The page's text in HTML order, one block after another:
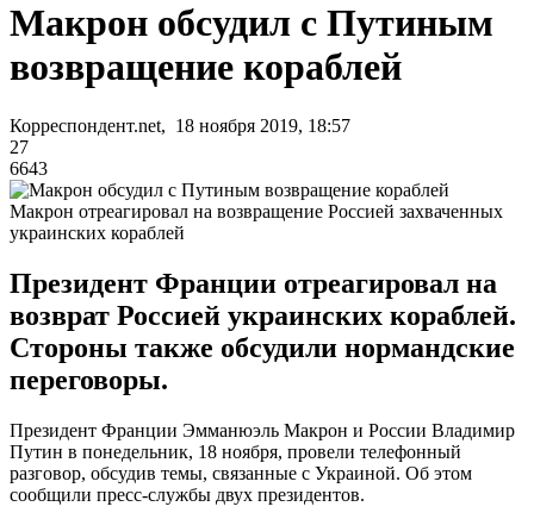
Макрон обсудил с Путиным
возвращение кораблей
Корреспондент.net, 18 ноября 2019, 18:57
27
6643
Макрон отреагировал на возвращение Россией захваченных
украинских кораблей
Президент Франции отреагировал на
возврат Россией украинских кораблей.
Стороны также обсудили нормандские
переговоры.
Президент Франции Эмманюэль Макрон и России Владимир
Путин в понедельник, 18 ноября, провели телефонный
разговор, обсудив темы, связанные с Украиной. Об этом
сообщили пресс-службы двух президентов.